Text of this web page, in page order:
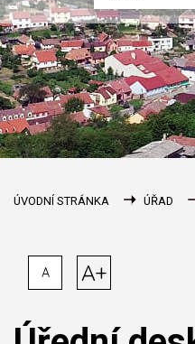
ÚVODNÍ STRÁNKA ÚŘAD
A A+